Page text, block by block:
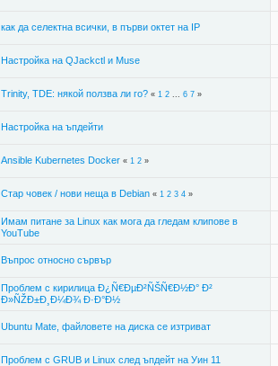
как да селектна всички, в първи октет на IP
Настройка на QJackctl и Muse
Trinity, TDE: някой ползва ли го? « 1 2... 6 7»
Настройка на ъпдейти
Ansible Kubernetes Docker « 1 2»
Стар човек / нови неща в Debian « 1 2 3 4»
Имам питане за Linux как мога да гледам клипове в
YouTube
Въпрос относно сървър
Проблем с кирилица Ð¿Ñ€ÐµÐ²ÑŠÑ€Ð½Ð° Ð²
Ð»ÑŽÐ±Ð¸Ð¼Ð¾ Ð·Ð°Ð½
Ubuntu Mate, файловете на диска се изтриват
Проблем с GRUB и Linux след ъпдейт на Уин 11